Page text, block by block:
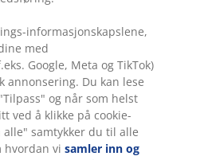
og betale i en JYSK butikk?
informasjonskapslene,
med
Google, Meta og TikTok)
annonsering. Du kan lese
og når som helst
ved å klikke på cookie-
alle" samtykker du til alle
hvordan vi samler inn og